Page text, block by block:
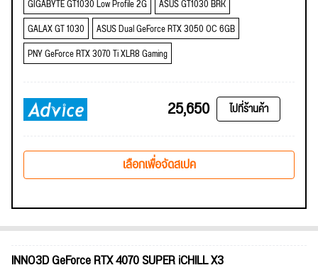
GIGABYTE GT1030 Low Profile 2G
ASUS GT1030 BRK
GALAX GT 1030
ASUS Dual GeForce RTX 3050 OC 6GB
PNY GeForce RTX 3070 Ti XLR8 Gaming
25,650 ไปที่ร้านค้า
เลือกเพื่อจัดสเปค
INNO3D GeForce RTX 4070 SUPER iCHILL X3